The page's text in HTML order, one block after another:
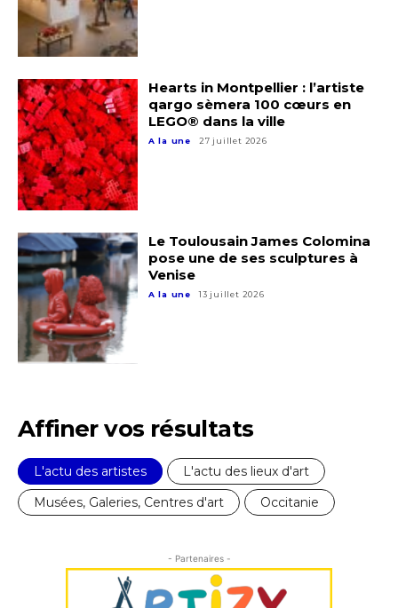
J'accepte lestermes et conditions
* Champ obligatoire
Prénom
Statut / Organisation
J'accepte lestermes et conditions
Hearts in Montpellier : l’artiste
qargo sèmera 100 cœurs en
LEGO® dans la ville
A la une 27 juillet 2026
Le Toulousain James Colomina
pose une de ses sculptures à
Venise
A la une 13 juillet 2026
Affiner vos résultats
L'actu des artistes
L'actu des lieux d'art
Musées, Galeries, Centres d'art
Occitanie
- Partenaires -